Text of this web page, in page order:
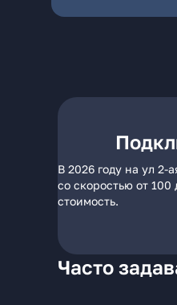
В 2026 году на ул 2-
со скоростью от
стоимость.
Часто